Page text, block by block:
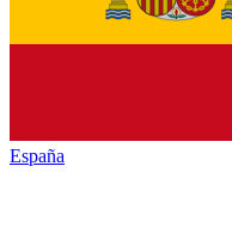
España